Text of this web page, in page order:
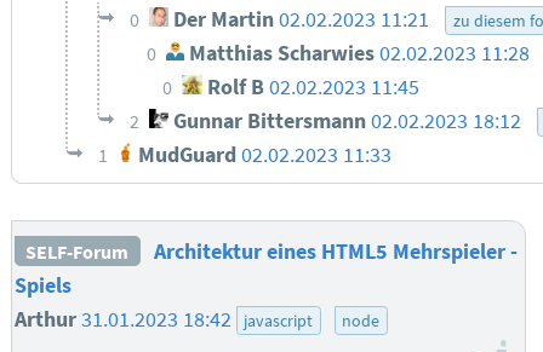
0 Der Martin02.02.2023 11:21 zu diesem
0 Matthias Scharwies02.02.2023 11:28
0 Rolf B02.02.2023 11:45
2 Gunnar Bittersmann02.02.2023 18:12
1 MudGuard 02.02.2023 11:33
SELF-Forum
Architektur eines HTML5 Mehrspieler -
Spiels
Arthur31.01.2023 18:42 javascript node